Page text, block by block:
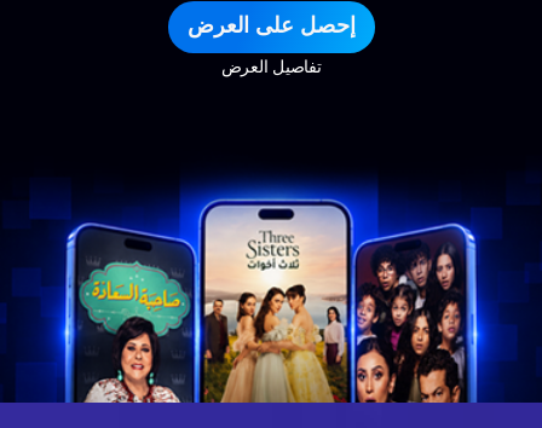
إحصل على العرض
تفاصيل العرض